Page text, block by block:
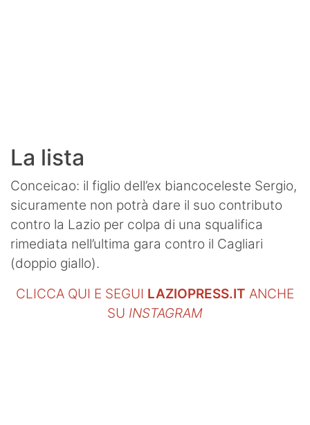
La lista
Conceicao: il figlio dell’ex biancoceleste Sergio,
sicuramente non potrà dare il suo contributo
contro la Lazio per colpa di una squalifica
rimediata nell’ultima gara contro il Cagliari
(doppio giallo).
CLICCA QUI E SEGUI LAZIOPRESS.IT ANCHE
SU INSTAGRAM